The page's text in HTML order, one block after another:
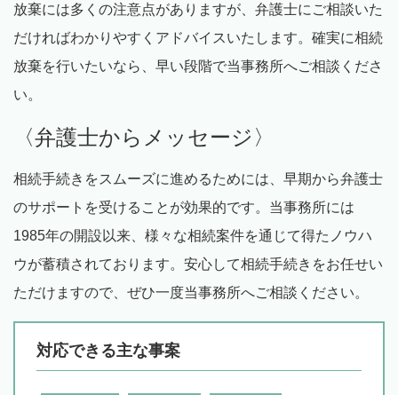
放棄には多くの注意点がありますが、弁護士にご相談いた
だければわかりやすくアドバイスいたします。確実に相続
放棄を行いたいなら、早い段階で当事務所へご相談くださ
い。
〈弁護士からメッセージ〉
相続手続きをスムーズに進めるためには、早期から弁護士
のサポートを受けることが効果的です。当事務所には
1985年の開設以来、様々な相続案件を通じて得たノウハ
ウが蓄積されております。安心して相続手続きをお任せい
ただけますので、ぜひ一度当事務所へご相談ください。
対応できる主な事案